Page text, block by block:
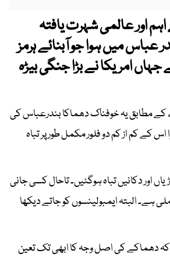
اور عالمی شہرت یافتہ
عباس میں ہوا جو آبنائے ہرمز
امریکا نے بڑا جنگی بیڑہ
کے مطابق یہ خوفناک دھماکا بندرعباس کی
اس کے کم از کم دو فلور مکمل طور پر تباہ
اور دکانیں تباہ ہوگئیں۔ تاحال کسی جانی
ہے۔ البتہ ایمبولینسوں کو جاتے دیکھا
کہ دھماکے کی اصل وجہ کا ابھی تک تعین